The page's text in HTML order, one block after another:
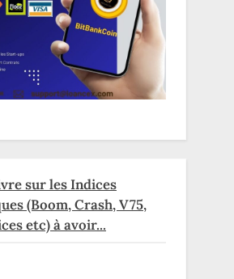
sur les Indices
(Boom, Crash, V75,
etc) à avoir...